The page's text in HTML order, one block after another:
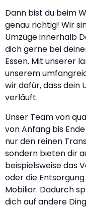
Dann bist du beim
genau richtig! Wir
Umzüge innerhalb
dich gerne bei
Essen. Mit unserer
unserem
wir dafür, dass dein
verläuft.
Unser Team von
von Anfang bis
nur den reinen
sondern bieten dir
beispielsweise das
oder die
Mobiliar. Dadurch
dich auf andere